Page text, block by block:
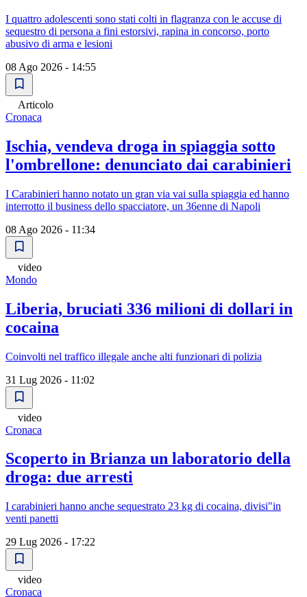
I quattro adolescenti sono stati colti in flagranza con le accuse di
sequestro di persona a fini estorsivi, rapina in concorso, porto
abusivo di arma e lesioni
08 Ago 2026 - 14:55
Articolo
Cronaca
Ischia, vendeva droga in spiaggia sotto
l'ombrellone: denunciato dai carabinieri
I Carabinieri hanno notato un gran via vai sulla spiaggia ed hanno
interrotto il business dello spacciatore, un 36enne di Napoli
08 Ago 2026 - 11:34
video
Mondo
Liberia, bruciati 336 milioni di dollari in
cocaina
Coinvolti nel traffico illegale anche alti funzionari di polizia
31 Lug 2026 - 11:02
video
Cronaca
Scoperto in Brianza un laboratorio della
droga: due arresti
I carabinieri hanno anche sequestrato 23 kg di cocaina, divisi"in
venti panetti
29 Lug 2026 - 17:22
video
Cronaca